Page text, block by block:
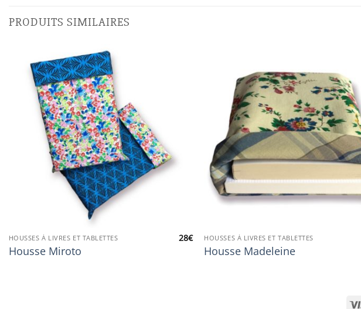
PRODUITS SIMILAIRES
HOUSSES À LIVRES ET TABLETTES
Housse Miroto
28€ HOUSSES À LIVRES ET TABLETTES
Housse Madeleine